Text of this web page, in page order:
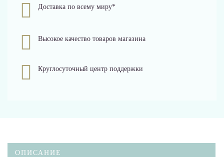
Доставка по всему миру*
Высокое качество товаров магазина
Круглосуточный центр поддержки
ОПИСАНИЕ